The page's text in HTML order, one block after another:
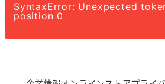
SyntaxError: Unexpected
position 0